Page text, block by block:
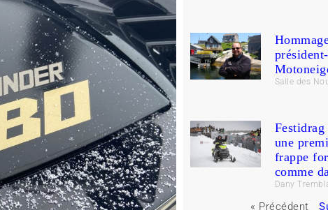
Salle des
une
frappe
comme
Dany
« Précédent